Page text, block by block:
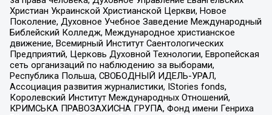
Христиан Украинской Христианской Церкви, Новое
Поколение, Духовное Учебное Заведение Международный
Библейский Колледж, Международное христианское
движение, Всемирный Институт Саентологических
Предприятий, Церковь Духовной Технологии, Европейская
сеть организаций по наблюдению за выборами,
Республика Польша, СВОБОДНЫЙ ИДЕЛЬ-УРАЛ,
Ассоциация развития журналистики, IStories fonds,
Королевский Институт Международных Отношений,
КРИМСЬКА ПРАВОЗАХИСНА ГРУПА, Фонд имени Генриха